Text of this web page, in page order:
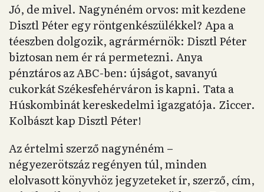
Jó, de mivel. Nagynéném orvos: mit kezdene
Disztl Péter egy röntgenkészülékkel? Apa a
téeszben dolgozik, agrármérnök: Disztl Péter
biztosan nem ér rá permetezni. Anya
pénztáros az ABC-ben: újságot, savanyú
cukorkát Székesfehérváron is kapni. Tata a
Húskombinát kereskedelmi igazgatója. Ziccer.
Kolbászt kap Disztl Péter!
Az értelmi szerző nagynéném –
négyezerötszáz regényen túl, minden
elolvasott könyvhöz jegyzeteket ír, szerző, cím,